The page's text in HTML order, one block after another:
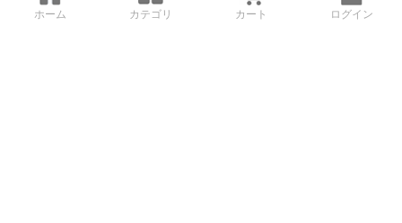
ホーム カテゴリ カート ログイン